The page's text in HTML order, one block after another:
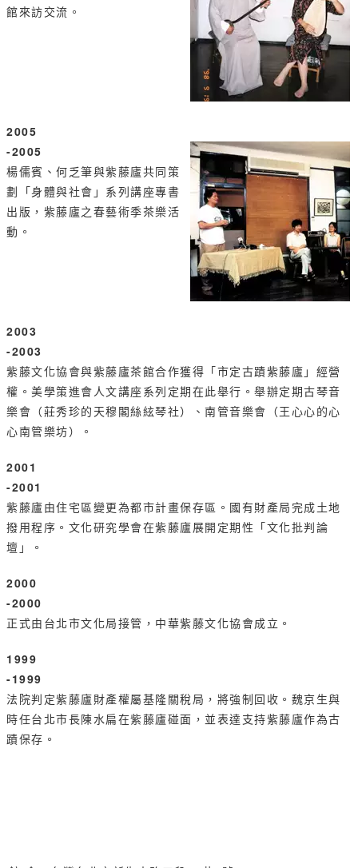
館來訪交流。
2005
-2005
楊儒賓、何乏筆與紫藤廬共同策
劃「身體與社會」系列講座專書
出版，紫藤廬之春藝術季茶樂活
動。
2003
-2003
紫藤文化協會與紫藤廬茶館合作獲得「市定古蹟紫藤廬」經營
權。美學策進會人文講座系列定期在此舉行。舉辦定期古琴音
樂會（莊秀珍的天穆閣絲絃琴社）、南管音樂會（王心心的心
心南管樂坊）。
2001
-2001
紫藤廬由住宅區變更為都市計畫保存區。國有財產局完成土地
撥用程序。文化研究學會在紫藤廬展開定期性「文化批判論
壇」。
2000
-2000
正式由台北市文化局接管，中華紫藤文化協會成立。
1999
-1999
法院判定紫藤廬財產權屬基隆關稅局，將強制回收。魏京生與
時任台北市長陳水扁在紫藤廬碰面，並表達支持紫藤廬作為古
蹟保存。